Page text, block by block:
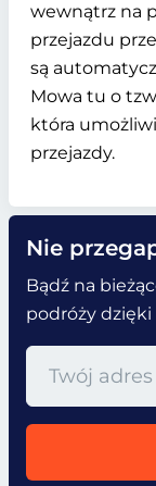
wewnątrz na
przejazdu
są
Mowa tu o
która
przejazdy.
Nie
Bądź na
podróży